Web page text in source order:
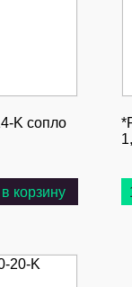
K сопло
в корзину